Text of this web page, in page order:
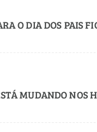
O DIA DOS PAIS
MUDANDO NOS